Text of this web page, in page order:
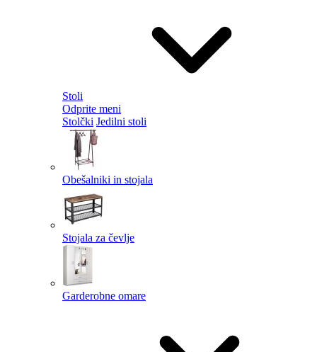
Stoli
Odprite meni
Stolčki Jedilni stoli
Obešalniki in stojala
Stojala za čevlje
Garderobne omare